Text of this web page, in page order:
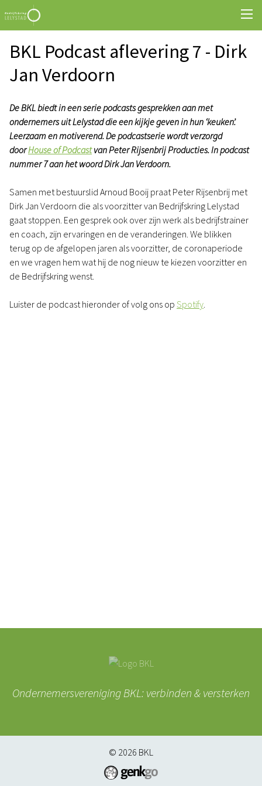
BKL Podcast aflevering 7 - Dirk
Jan Verdoorn
De BKL biedt in een serie podcasts gesprekken aan met
ondernemers uit Lelystad die een kijkje geven in hun ‘keuken’.
Leerzaam en motiverend. De podcastserie wordt verzorgd
doorHouse of Podcastvan Peter Rijsenbrij Producties. In podcast
nummer 7 aan het woord Dirk Jan Verdoorn.
Samen met bestuurslid Arnoud Booij praat Peter Rijsenbrij met
Dirk Jan Verdoorn die als voorzitter van Bedrijfskring Lelystad
gaat stoppen. Een gesprek ook over zijn werk als bedrijfstrainer
en coach, zijn ervaringen en de veranderingen. We blikken
terug op de afgelopen jaren als voorzitter, de coronaperiode
en we vragen hem wat hij de nog nieuw te kiezen voorzitter en
de Bedrijfskring wenst.
Luister de podcast hieronder of volg ons op Spotify.
Ondernemersvereniging BKL: verbinden & versterken
© 2026 BKL